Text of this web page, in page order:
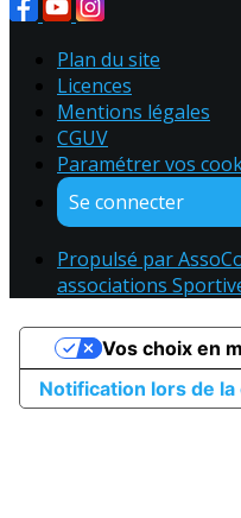
Plan du site
Licences
Mentions légales
CGUV
Paramétrer vos
Se connecter
Propulsé par
associations
Notification lors de la
Vos choix en